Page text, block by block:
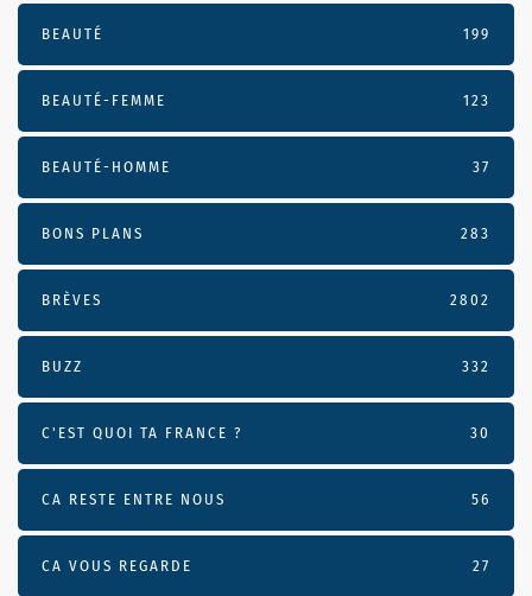
BEAUTÉ 199
BEAUTÉ-FEMME 123
BEAUTÉ-HOMME 37
BONS PLANS 283
BRÈVES 2802
BUZZ 332
C'EST QUOI TA FRANCE ? 30
CA RESTE ENTRE NOUS 56
CA VOUS REGARDE 27